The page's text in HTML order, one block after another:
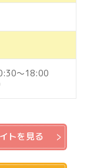
～18:00
トを見る